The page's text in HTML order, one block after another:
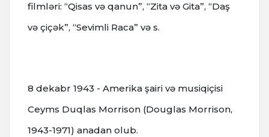
filmləri: “Qisas və qanun”, “Zita və Gita”, “Daş
və çiçək”, “Sevimli Raca” və s.
8 dekabr 1943 - Amerika şairi və musiqiçisi
Ceyms Duqlas Morrison (Douglas Morrison,
1943-1971) anadan olub.